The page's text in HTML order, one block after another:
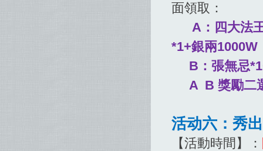
面領取：
A：四大法
*1+銀兩1000W
B：張無忌
A B 獎勵二
活动六：秀
【活動時間】：